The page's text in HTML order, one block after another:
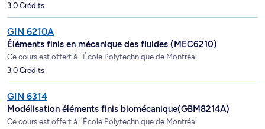
3.0 Crédits
GIN 6210A
Éléments finis en mécanique des fluides (MEC6210)
Ce cours est offert à l'École Polytechnique de Montréal
3.0 Crédits
GIN 6314
Modélisation éléments finis biomécanique(GBM8214A)
Ce cours est offert à l'École Polytechnique de Montréal